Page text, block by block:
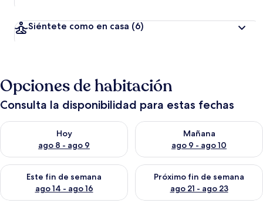
Siéntete como en casa (6)
Opciones de habitación
Consulta la disponibilidad para estas fechas
Hoy
ago 8 - ago 9
Consulta la disponibilidad para hoy ago 8 - ago 9
Mañana
ago 9 - ago 10
Consulta la disponibilidad
Este fin de semana
ago 14 - ago 16
Consulta la disponibilidad para este fin de semana ago 14 -
Próximo fin de semana
ago 21 - ago 23
Consulta la disponibilidad